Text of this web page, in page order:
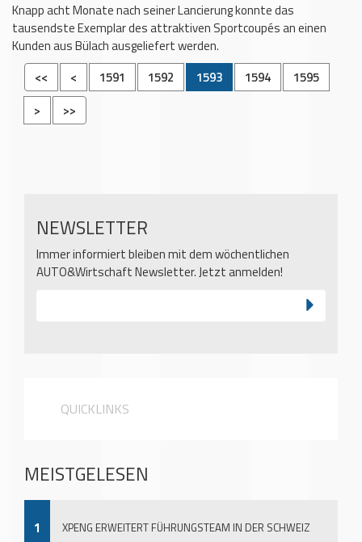
Knapp acht Monate nach seiner Lancierung konnte das
tausendste Exemplar des attraktiven Sportcoupés an einen
Kunden aus Bülach ausgeliefert werden.
<<
< 1591 1592 1593 1594
1595
>
>>
NEWSLETTER
Immer informiert bleiben mit dem wöchentlichen
AUTO&Wirtschaft Newsletter. Jetzt anmelden!
QUICKLINKS
MEISTGELESEN
1 XPENG ERWEITERT FÜHRUNGSTEAM IN DER SCHWEIZ